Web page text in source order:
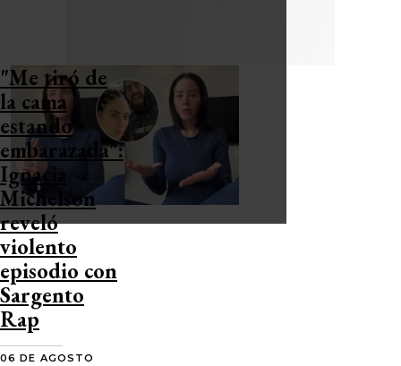
"Me tiró de
la cama
estando
embarazada":
Ignacia
Michelson
reveló
violento
episodio con
Sargento
Rap
06 DE AGOSTO